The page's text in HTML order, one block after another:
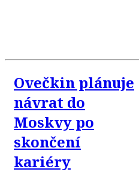
Ovečkin plánuje
návrat do
Moskvy po
skončení
kariéry